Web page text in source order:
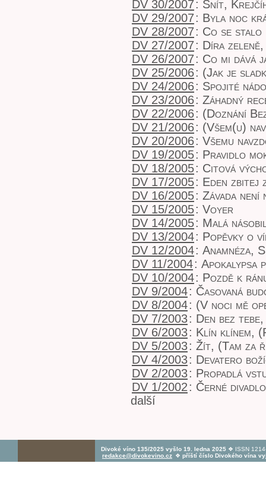
DV 30/2007: Snít,
DV 29/2007: Byla noc
DV 28/2007: Co se stalo
DV 27/2007: Díra
DV 26/2007: Co mi dává
DV 25/2006: (Jak je
DV 24/2006: Spojité
DV 23/2006: Záhadný
DV 22/2006: (Doznání
DV 21/2006: (Všem(u)
DV 20/2006: Všemu
DV 19/2005: Pravidlo
DV 18/2005: Citová
DV 17/2005: Eden zbitej
DV 16/2005: Závada není
DV 15/2005: Voyer
DV 14/2005: Malá
DV 13/2004: Popěvky o
DV 12/2004: Anamnéza,
DV 11/2004: Apokalypsa
DV 10/2004: Pozdě k
DV 9/2004: Časovaná
DV 8/2004: (V noci mě
DV 7/2003: Den bez tebe
DV 6/2003: Klín klínem,
DV 5/2003: Žít, (Tam za
DV 4/2003: Devatero
DV 2/2003: Propadlá
DV 1/2002: Černé divadlo
další
Divoké víno 135/2025 vyšlo 19. ledna 2025 ❖ ISSN
redakce@divokevino.cz ❖ příští číslo Divokého vína